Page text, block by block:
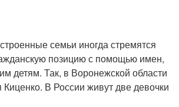
семьи иногда стремятся
позицию с помощью имен,
детям. Так, в Воронежской области
В России живут две девочки